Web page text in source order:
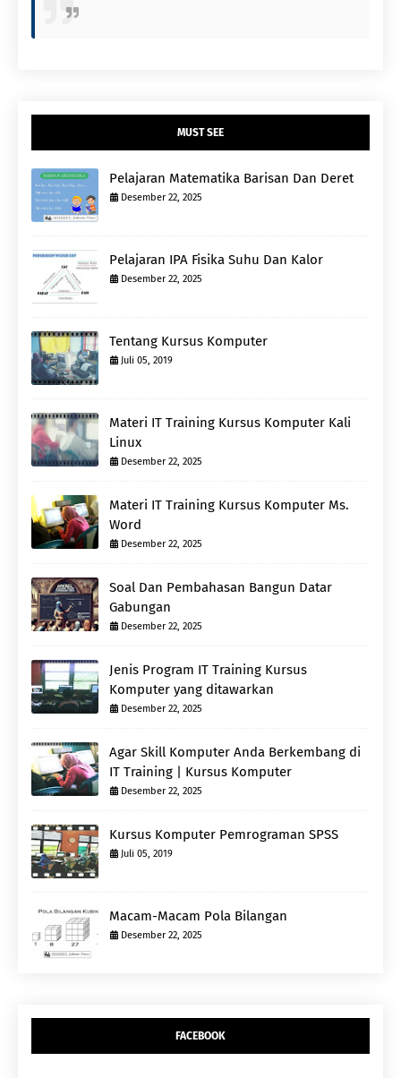
MUST SEE
Pelajaran Matematika Barisan Dan Deret
Desember 22, 2025
Pelajaran IPA Fisika Suhu Dan Kalor
Desember 22, 2025
Tentang Kursus Komputer
Juli 05, 2019
Materi IT Training Kursus Komputer Kali
Linux
Desember 22, 2025
Materi IT Training Kursus Komputer Ms.
Word
Desember 22, 2025
Soal Dan Pembahasan Bangun Datar
Gabungan
Desember 22, 2025
Jenis Program IT Training Kursus
Komputer yang ditawarkan
Desember 22, 2025
Agar Skill Komputer Anda Berkembang di
IT Training | Kursus Komputer
Desember 22, 2025
Kursus Komputer Pemrograman SPSS
Juli 05, 2019
Macam-Macam Pola Bilangan
Desember 22, 2025
FACEBOOK